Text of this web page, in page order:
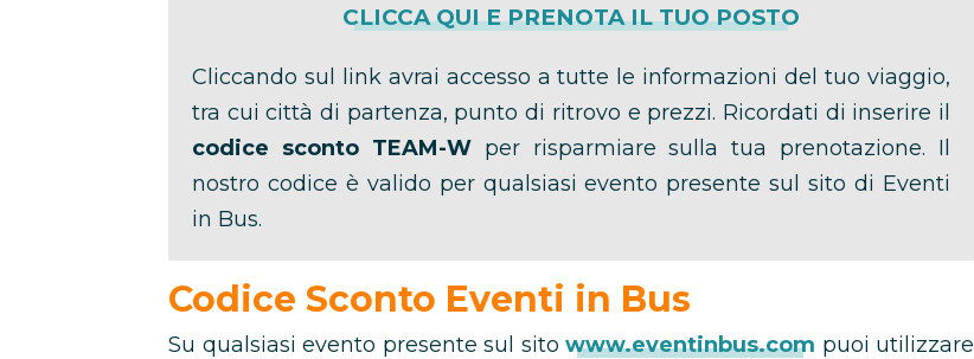
CLICCA QUI E PRENOTA IL TUO POSTO
Cliccando sul link avrai accesso a tutte le informazioni del tuo viaggio,
tra cui città di partenza, punto di ritrovo e prezzi. Ricordati di inserire il
codice sconto TEAM-Wper risparmiare sulla tua prenotazione. Il
nostro codice è valido per qualsiasi evento presente sul sito di Eventi
in Bus.
Codice Sconto Eventi in Bus
Su qualsiasi evento presente sul sito www.eventinbus.com puoi utilizzare